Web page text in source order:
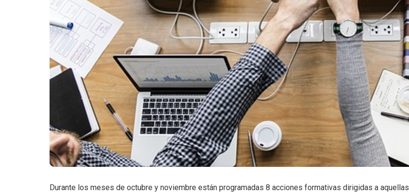
Durante los meses de octubre y noviembre están programadas 8 acciones formativas dirigidas a aquellas